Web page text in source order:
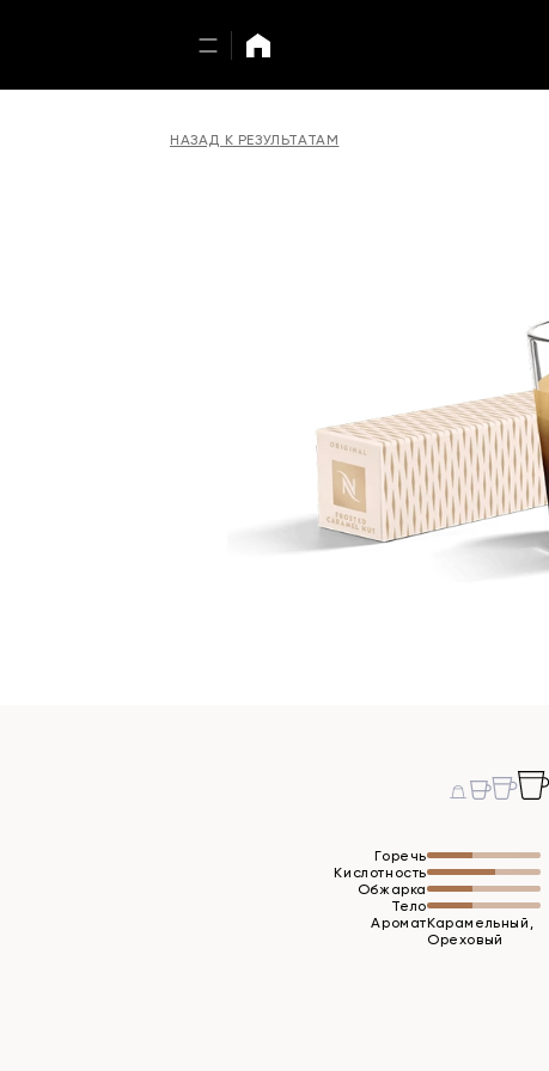
НАЗАД К РЕЗУЛЬТАТАМ
Горечь
Кислотность
Обжарка
Тело
АроматКарамельный,
Ореховый